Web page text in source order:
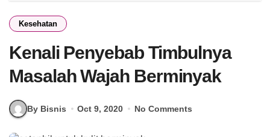
Kesehatan
Kenali Penyebab Timbulnya
Masalah Wajah Berminyak
By Bisnis Oct 9, 2020 No Comments